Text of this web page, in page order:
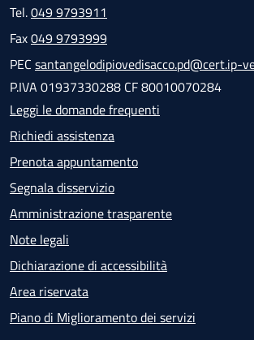
Tel.049 9793911
Fax049 9793999
PEC santangelodipiovedisacco.pd@cert.ip-
P.IVA 01937330288 CF 80010070284
Leggi le domande frequenti
Richiedi assistenza
Prenota appuntamento
Segnala disservizio
Amministrazione trasparente
Note legali
Dichiarazione di accessibilità
Area riservata
Piano di Miglioramento dei servizi